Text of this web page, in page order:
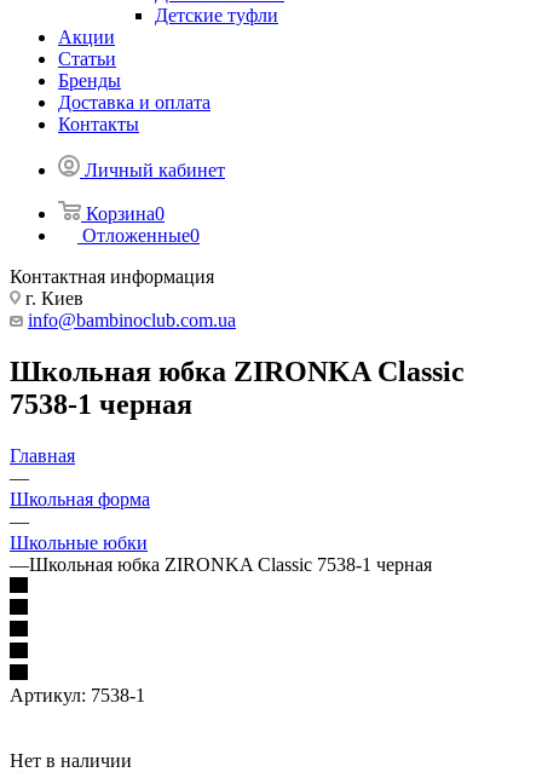
Детские туфли
Акции
Статьи
Бренды
Доставка и оплата
Контакты
Личный кабинет
Корзина0
Отложенные0
Контактная информация
г. Киев
info@bambinoclub.com.ua
Школьная юбка ZIRONKA Classic
7538-1 черная
Главная
—
Школьная форма
—
Школьные юбки
—Школьная юбка ZIRONKA Classic 7538-1 черная
Артикул: 7538-1
Нет в наличии